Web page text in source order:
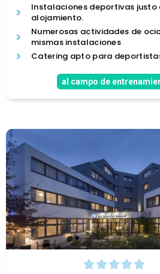
Instalaciones deportivas justo
alojamiento.
Numerosas actividades de
mismas instalaciones
Catering apto para
al campo de